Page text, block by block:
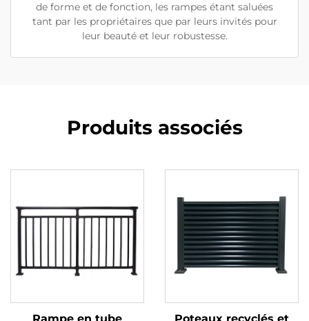
de forme et de fonction, les rampes étant saluées
tant par les propriétaires que par leurs invités pour
leur beauté et leur robustesse.
Produits associés